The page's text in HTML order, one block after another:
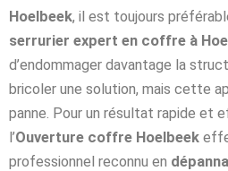
Hoelbeek, il est toujours
serrurier expert en coffre à
d’endommager davantage la
bricoler une solution, mais cette
panne. Pour un résultat rapide et
l’Ouverture coffre Hoelbeek
professionnel reconnu en